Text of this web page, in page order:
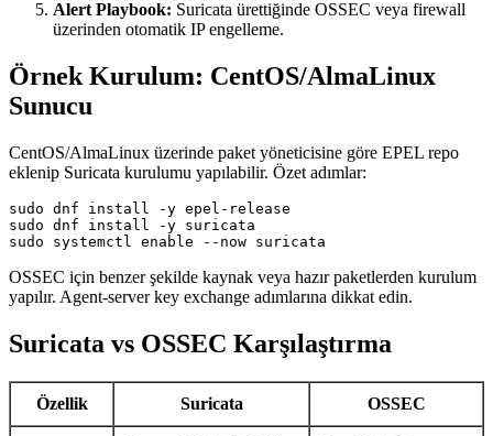
Alert Playbook: Suricata ürettiğinde OSSEC veya firewall
üzerinden otomatik IP engelleme.
Örnek Kurulum: CentOS/AlmaLinux
Sunucu
CentOS/AlmaLinux üzerinde paket yöneticisine göre EPEL repo
eklenip Suricata kurulumu yapılabilir. Özet adımlar:
sudo dnf install -y epel-release
sudo dnf install -y suricata
sudo systemctl enable --now suricata
OSSEC için benzer şekilde kaynak veya hazır paketlerden kurulum
yapılır. Agent-server key exchange adımlarına dikkat edin.
Suricata vs OSSEC Karşılaştırma
Özellik Suricata OSSEC